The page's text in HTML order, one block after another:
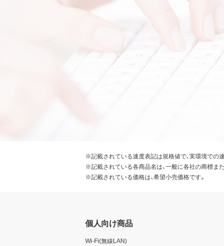
※記載されている速度表記は規格値で、実環境での
※記載されている各商品名は、一般に各社の商標ま
※記載されている価格は、希望小売価格です。
個人向け商品
Wi-Fi(無線LAN)